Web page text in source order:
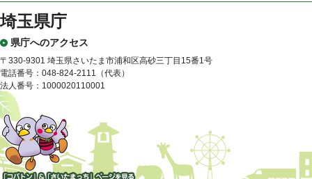
埼玉県庁
県庁へのアクセス
〒330-9301 埼玉県さいたま市浦和区高砂三丁目15番1号
電話番号：048-824-2111（代表）
法人番号：1000020110001